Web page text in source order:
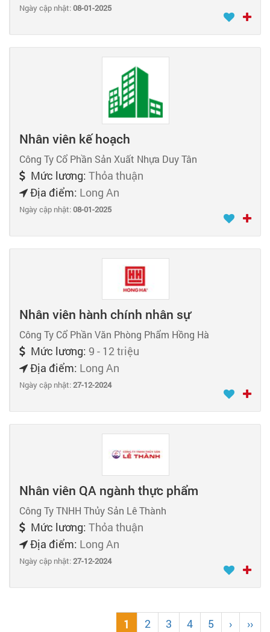
Ngày cập nhật:08-01-2025
Nhân viên kế hoạch
Công Ty Cổ Phần Sản Xuất Nhựa Duy Tân
Mức lương: Thỏa thuận
Địa điểm: Long An
Ngày cập nhật:08-01-2025
Nhân viên hành chính nhân sự
Công Ty Cổ Phần Văn Phòng Phẩm Hồng Hà
Mức lương: 9 - 12 triệu
Địa điểm: Long An
Ngày cập nhật:27-12-2024
Nhân viên QA ngành thực phẩm
Công Ty TNHH Thủy Sản Lê Thành
Mức lương: Thỏa thuận
Địa điểm: Long An
Ngày cập nhật:27-12-2024
1 2 3 4 5 › ››